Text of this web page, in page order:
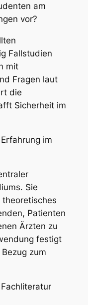
am
vor?
Fallstudien
mit
Fragen laut
die
Sicherheit im
im
Sie
Patienten
Ärzten zu
festigt
zum